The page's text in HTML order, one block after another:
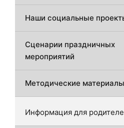
Наши социальные
Сценарии праздничных
мероприятий
Методические материалы
Информация для